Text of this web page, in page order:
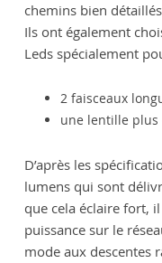
chemins bien
Ils ont également
Leds spécialement
2 faisceaux
une lentille
D’après les
lumens qui sont
que cela éclaire fort,
puissance sur le
mode aux descentes